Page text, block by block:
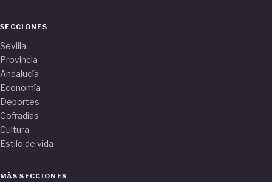
SECCIONES
Sevilla
Provincia
Andalucía
Economía
Deportes
Cofradías
Cultura
Estilo de vida
MÁS SECCIONES